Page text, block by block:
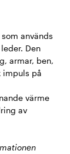
används
Den
armar, ben,
impuls på
värme
av